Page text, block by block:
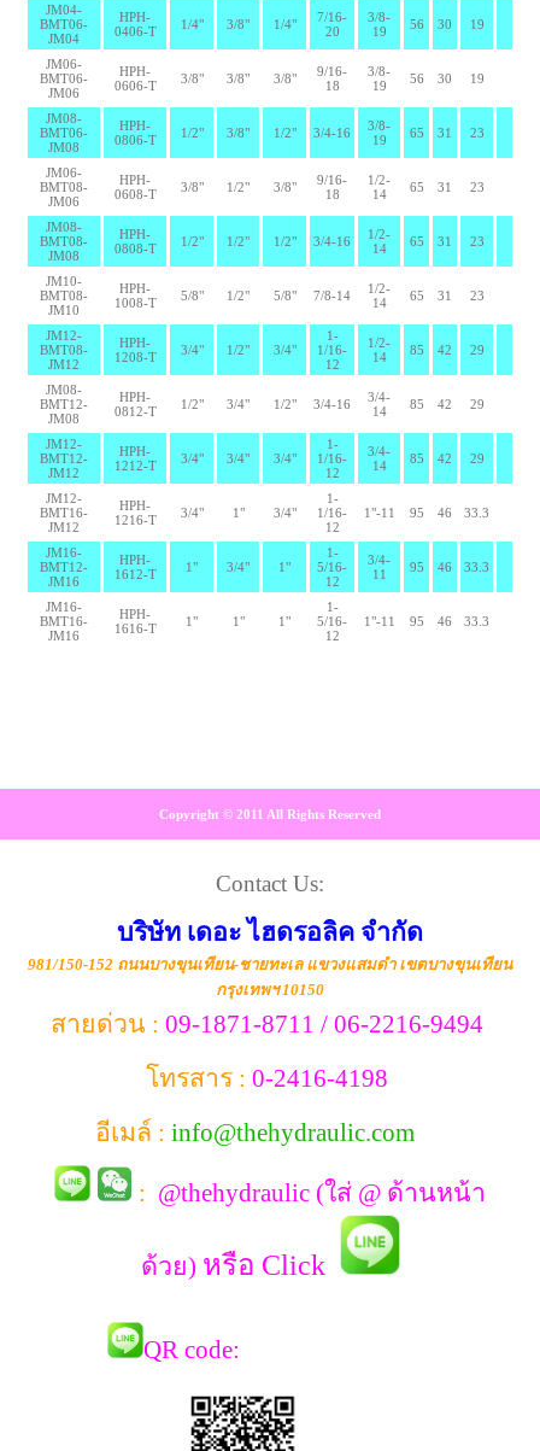
JM04-
BMT06-
JM04
HPH-
0406-T
1/4" 3/8" 1/4"
7/16-
20
3/8-
19
56 30 19
JM06-
BMT06-
JM06
HPH-
0606-T
3/8" 3/8" 3/8"
9/16-
18
3/8-
19
56 30 19
JM08-
BMT06-
JM08
HPH-
0806-T
1/2" 3/8" 1/2" 3/4-16
3/8-
19
65 31 23
JM06-
BMT08-
JM06
HPH-
0608-T
3/8" 1/2" 3/8"
9/16-
18
1/2-
14
65 31 23
JM08-
BMT08-
JM08
HPH-
0808-T
1/2" 1/2" 1/2" 3/4-16
1/2-
14
65 31 23
JM10-
BMT08-
JM10
HPH-
1008-T
5/8" 1/2" 5/8" 7/8-14
1/2-
14
65 31 23
JM12-
BMT08-
JM12
HPH-
1208-T
3/4" 1/2" 3/4"
1-
1/16-
12
1/2-
14
85 42 29
JM08-
BMT12-
JM08
HPH-
0812-T
1/2" 3/4" 1/2" 3/4-16
3/4-
14
85 42 29
JM12-
BMT12-
JM12
HPH-
1212-T
3/4" 3/4" 3/4"
1-
1/16-
12
3/4-
14
85 42 29
JM12-
BMT16-
JM12
HPH-
1216-T
3/4" 1" 3/4"
1-
1/16-
12
1"-11 95 46 33.3
JM16-
BMT12-
JM16
HPH-
1612-T
1" 3/4" 1"
1-
5/16-
12
3/4-
11
95 46 33.3
JM16-
BMT16-
JM16
HPH-
1616-T
1" 1" 1"
1-
5/16-
12
1"-11 95 46 33.3
Copyright © 2011 All Rights Reserved
Contact Us:
บริษัท เดอะ ไฮดรอลิค จำกัด
981/150-152 ถนนบางขุนเทียน-ชายทะเล แขวงแสมดำ เขตบางขุนเทียน
กรุงเทพฯ 10150
สายด่วน : 09-1871-8711 / 06-2216-9494
โทรสาร : 0-2416-4198
อีเมล์ : info@thehydraulic.com
: @thehydraulic (ใส่ @ ด้านหน้า
ด้วย) หรือ Click
QR code: